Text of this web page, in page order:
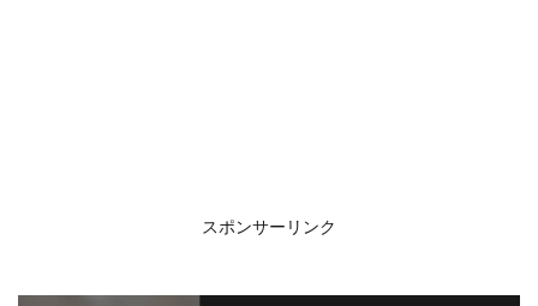
スポンサーリンク